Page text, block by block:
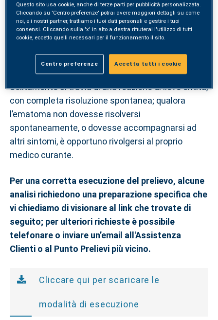
3)astenersi dall’attività fisica intensa dell’arto in
cui è stato introdotto l’ago per almeno qualche ora
palestra);
Solitamente si tratta di una reazione di lieve entità,
con completa risoluzione spontanea; qualora
l’ematoma non dovesse risolversi
spontaneamente, o dovesse accompagnarsi ad
altri sintomi, è opportuno rivolgersi al proprio
medico curante.
Per una corretta esecuzione del prelievo, alcune
analisi richiedono una preparazione specifica che
vi chiediamo di visionare al link che trovate di
seguito; per ulteriori richieste è possibile
telefonare o inviare un’email all'Assistenza
Clienti o al Punto Prelievi più vicino.
Cliccare qui per scaricare le
modalità di esecuzione
Questo sito usa cookie, anche di terze parti per pubblicità personalizzata.
Cliccando su 'Centro preferenze' potrai avere maggiori dettagli su come
noi, e i nostri partner, trattiamo i tuoi dati personali e gestire i tuoi
consensi. Cliccando sulla 'x' in alto a destra rifiuterai l'utilizzo di tutti
cookie, eccetto quelli necessari per il funzionamento il sito.
Centro preferenze Accetta tutti i cookie